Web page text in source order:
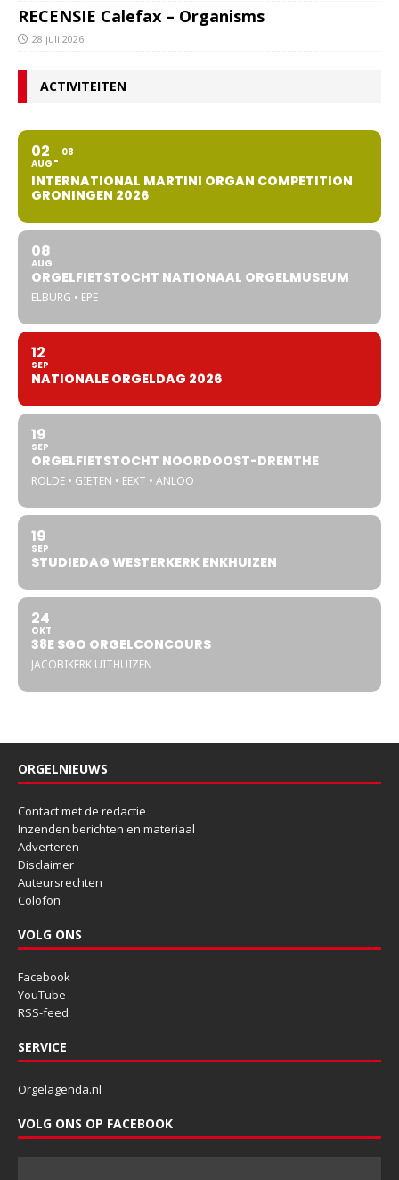
RECENSIE Calefax – Organisms
28 juli 2026
ACTIVITEITEN
02
AUG
08
INTERNATIONAL MARTINI ORGAN COMPETITION
GRONINGEN 2026
08
AUG
ORGELFIETSTOCHT NATIONAAL ORGELMUSEUM
ELBURG • EPE
12
SEP
NATIONALE ORGELDAG 2026
19
SEP
ORGELFIETSTOCHT NOORDOOST-DRENTHE
ROLDE • GIETEN • EEXT • ANLOO
19
SEP
STUDIEDAG WESTERKERK ENKHUIZEN
24
OKT
38E SGO ORGELCONCOURS
JACOBIKERK UITHUIZEN
ORGELNIEUWS
Contact met de redactie
Inzenden berichten en materiaal
Adverteren
Disclaimer
Auteursrechten
Colofon
VOLG ONS
Facebook
YouTube
RSS-feed
SERVICE
Orgelagenda.nl
VOLG ONS OP FACEBOOK